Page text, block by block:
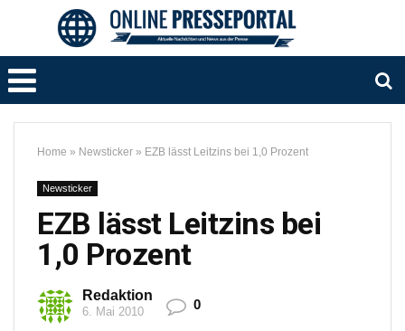
Home » Newsticker » EZB lässt Leitzins bei 1,0 Prozent
Newsticker
EZB lässt Leitzins bei
1,0 Prozent
Redaktion
6. Mai 2010 0